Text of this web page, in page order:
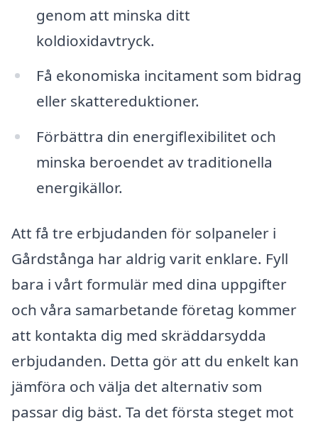
genom att minska ditt
koldioxidavtryck.
Få ekonomiska incitament som bidrag
eller skattereduktioner.
Förbättra din energiflexibilitet och
minska beroendet av traditionella
energikällor.
Att få tre erbjudanden för solpaneler i
Gårdstånga har aldrig varit enklare. Fyll
bara i vårt formulär med dina uppgifter
och våra samarbetande företag kommer
att kontakta dig med skräddarsydda
erbjudanden. Detta gör att du enkelt kan
jämföra och välja det alternativ som
passar dig bäst. Ta det första steget mot